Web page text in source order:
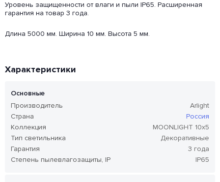
Уровень защищенности от влаги и пыли IP65. Расширенная
гарантия на товар 3 года.
Длина 5000 мм. Ширина 10 мм. Высота 5 мм.
Характеристики
Основные
Производитель
Arlight
Страна
Россия
Коллекция
MOONLIGHT 10х5
Тип светильника
Декоративные
Гарантия
3 года
Степень пылевлагозащиты, IP
IP65